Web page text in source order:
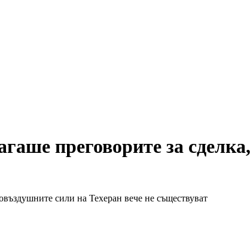
преговорите за
сили на Техеран вече не съществуват